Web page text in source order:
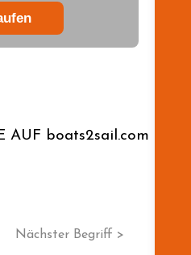
AUF boats2sail.com
Nächster Begriff >